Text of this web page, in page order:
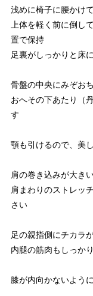
浅めに椅子に腰かけ
上体を軽く前に倒し
置で保持
足裏がしっかりと床
骨盤の中央にみぞお
おへその下あたり（
す
顎も引けるので、美
肩の巻き込みが大き
肩まわりのストレッ
さい
足の親指側にチカラ
内腿の筋肉もしっか
膝が内向かないよう